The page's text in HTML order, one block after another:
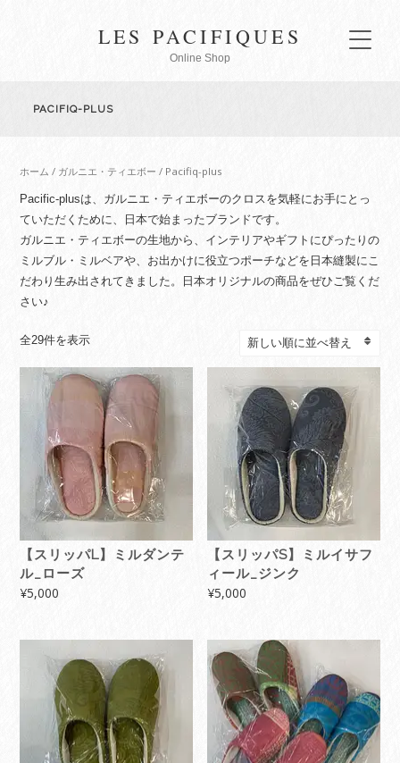
LES PACIFIQUES
Online Shop
PACIFIQ-PLUS
ホーム / ガルニエ・ティエボー / Pacifiq-plus
Pacific-plusは、ガルニエ・ティエボーのクロスを気軽にお手にとっ
ていただくために、日本で始まったブランドです。
ガルニエ・ティエボーの生地から、インテリアやギフトにぴったりの
ミルブル・ミルベアや、お出かけに役立つポーチなどを日本縫製にこ
だわり生み出されてきました。日本オリジナルの商品をぜひご覧くだ
さい♪
全29件を表示新
い
順
【スリッパL】ミルダンテ
ル_ローズ
¥5,000
【スリッパS】ミルイサフ
ィール_ジンク
¥5,000